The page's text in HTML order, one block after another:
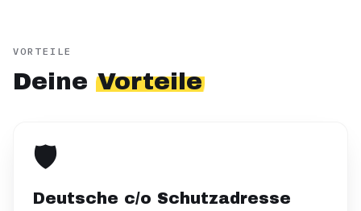
VORTEILE
Deine Vorteile
🛡️
Deutsche c/o Schutzadresse